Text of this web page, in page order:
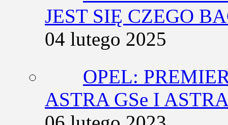
JEST SIĘ CZEGO
04 lutego 2025
OPEL:
ASTRA GSe I